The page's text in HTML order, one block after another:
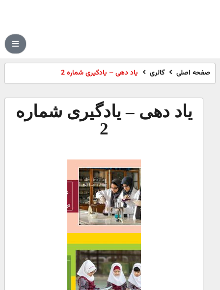
صفحه اصلی گالری یاد دهی – یادگیری شماره 2
یاد دهی – یادگیری شماره
2